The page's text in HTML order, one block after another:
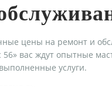
цены на ремонт и
вас ждут опытные
услуги.